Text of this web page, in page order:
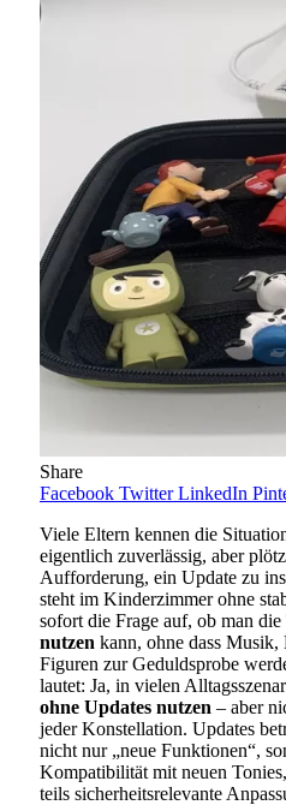
Share
Facebook Twitter LinkedIn
Viele Eltern kennen die
eigentlich zuverlässig, aber
Aufforderung, ein Update zu
steht im Kinderzimmer ohne
sofort die Frage auf, ob man die
nutzen kann, ohne dass
Figuren zur Geduldsprobe
lautet: Ja, in vielen
ohne Updates nutzen – aber
jeder Konstellation. Updates
nicht nur „neue Funktionen“,
Kompatibilität mit neuen
teils sicherheitsrelevante